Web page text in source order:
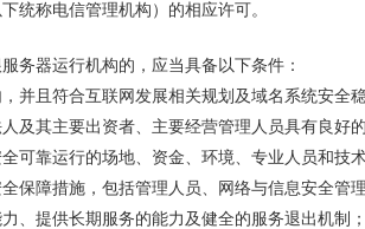
统称电信管理机构）的相应许可。
务器运行机构的，应当具备以下条件：
并且符合互联网发展相关规划及域名系统安全
及其主要出资者、主要经营管理人员具有良好
全可靠运行的场地、资金、环境、专业人员和
保障措施，包括管理人员、网络与信息安全管
、提供长期服务的能力及健全的服务退出机制；